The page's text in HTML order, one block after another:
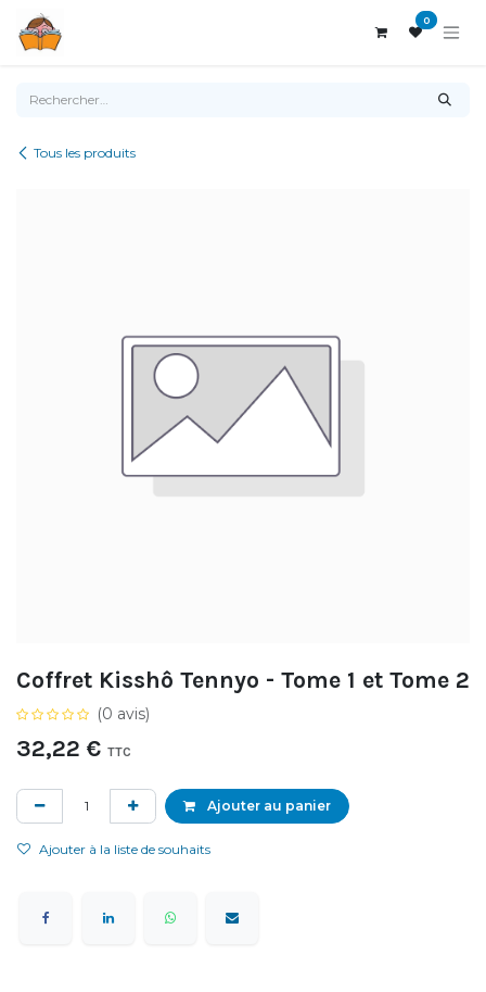
0
Tous les produits
Coffret Kisshô Tennyo - Tome 1 et Tome 2
(0 avis)
32,22 € TTC
Ajouter au panier
Ajouter à la liste de souhaits